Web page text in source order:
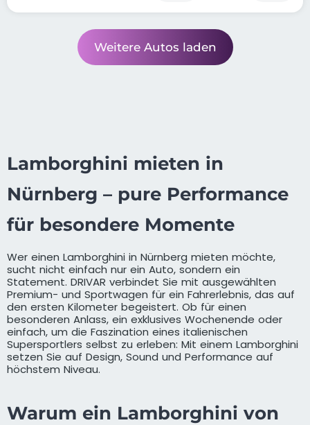
Weitere Autos laden
Lamborghini mieten in
Nürnberg – pure Performance
für besondere Momente
Wer einen Lamborghini in Nürnberg mieten möchte,
sucht nicht einfach nur ein Auto, sondern ein
Statement. DRIVAR verbindet Sie mit ausgewählten
Premium- und Sportwagen für ein Fahrerlebnis, das auf
den ersten Kilometer begeistert. Ob für einen
besonderen Anlass, ein exklusives Wochenende oder
einfach, um die Faszination eines italienischen
Supersportlers selbst zu erleben: Mit einem Lamborghini
setzen Sie auf Design, Sound und Performance auf
höchstem Niveau.
Warum ein Lamborghini von